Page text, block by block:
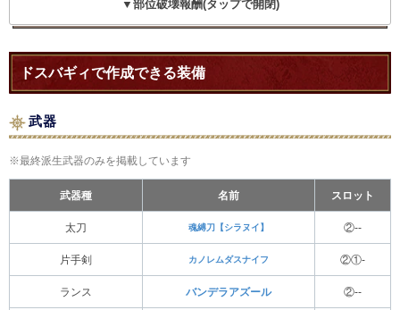
▼部位破壊報酬(タップで開閉)
ドスバギィで作成できる装備
武器
※最終派生武器のみを掲載しています
武器種 名前 スロット
太刀 魂縛刀【シラヌイ】 ②--
片手剣 カノレムダスナイフ ②①-
ランス バンデラアズール ②--